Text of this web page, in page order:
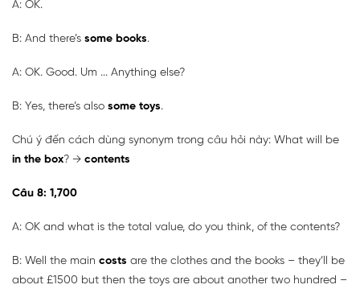
A: OK.
B: And there’s some books.
A: OK. Good. Um ... Anything else?
B: Yes, there’s also some toys.
Chú ý đến cách dùng synonym trong câu hỏi này: What will be
in the box? → contents
Câu 8: 1,700
A: OK and what is the total value, do you think, of the contents?
B: Well the main costs are the clothes and the books – they’ll be
about £1500 but then the toys are about another two hundred –